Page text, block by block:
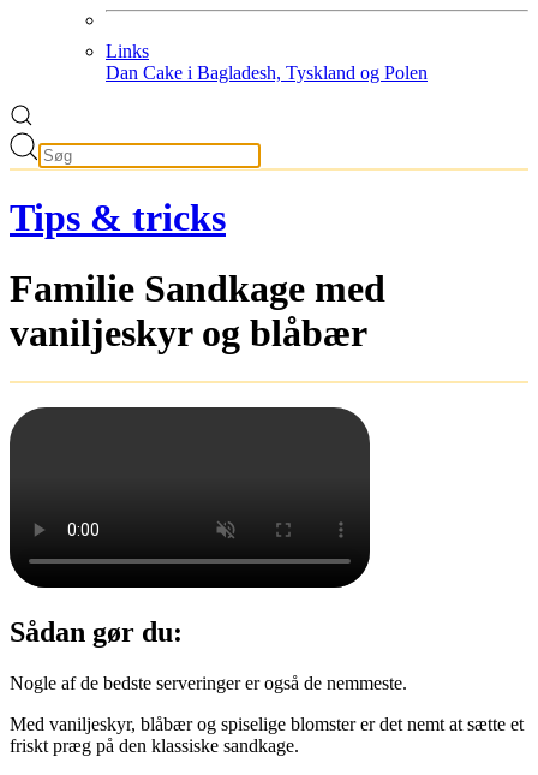
Links
Dan Cake i Bagladesh, Tyskland og Polen
Tips & tricks
Familie Sandkage med
vaniljeskyr og blåbær
Sådan gør du:
Nogle af de bedste serveringer er også de nemmeste.
Med vaniljeskyr, blåbær og spiselige blomster er det nemt at sætte et
friskt præg på den klassiske sandkage.